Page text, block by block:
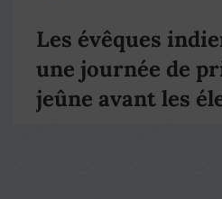
Les évêques
une journée de
jeûne avant les